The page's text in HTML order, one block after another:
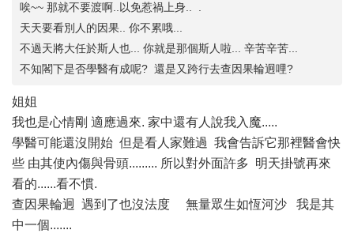
唉~~ 那就不要渡啊..以免惹禍上身.. .
天天要看別人的因果.. 你不累哦...
不過天將大任於斯人也... 你就是那個斯人啦... 辛苦辛苦...
不知閣下是否學醫有成呢? 還是又跨行去查因果輪迥哩?
姐姐
我也是心情剛 適應過來. 家中還有人說我入魔.....
學醫可能還沒開始 但是看人家難過 我會告訴它那裡醫會快
些 由其使內傷與骨頭......... 所以對外面許多 明天掛號再來
看的......看不慣.
查因果輪迥 遇到了也沒法度 無量眾生如恆河沙 我是其
中一個.......